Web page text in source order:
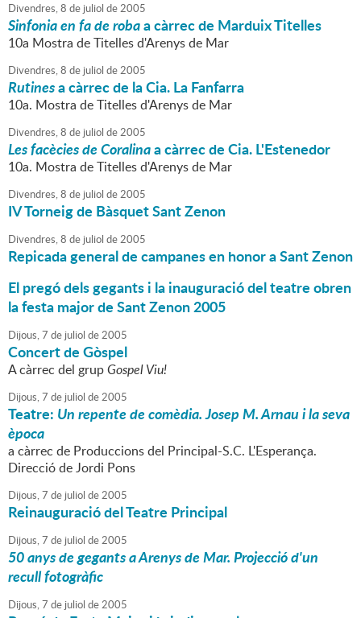
Divendres,8 de juliol de2005
Sinfonia en fa de robaa càrrec de Marduix Titelles
10a Mostra de Titelles d'Arenys de Mar
Divendres,8 de juliol de2005
Rutinesa càrrec de la Cia. La Fanfarra
10a. Mostra de Titelles d'Arenys de Mar
Divendres,8 de juliol de2005
Les facècies de Coralinaa càrrec de Cia. L'Estenedor
10a. Mostra de Titelles d'Arenys de Mar
Divendres,8 de juliol de2005
IV Torneig de Bàsquet Sant Zenon
Divendres,8 de juliol de2005
Repicada general de campanes en honor a Sant Zenon
El pregó dels gegants i la inauguració del teatre obren
la festa major de Sant Zenon 2005
Dijous,7 de juliol de2005
Concert de Gòspel
A càrrec del grupGospel Viu!
Dijous,7 de juliol de2005
Teatre: Un repente de comèdia. Josep M. Arnau i la seva
època
a càrrec de Produccions del Principal-S.C. L'Esperança.
Direcció de Jordi Pons
Dijous,7 de juliol de2005
Reinauguració del Teatre Principal
Dijous,7 de juliol de2005
50 anys de gegants a Arenys de Mar. Projecció d'un
recull fotogràfic
Dijous,7 de juliol de2005